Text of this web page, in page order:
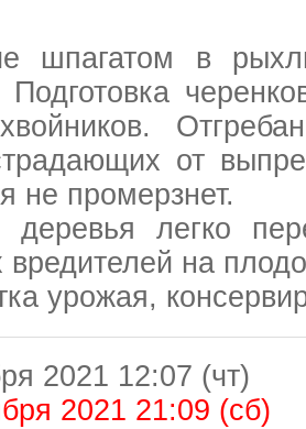
шпагатом в
Подготовка
от
не промерзнет.
легко
на
урожая,
2021 12:07 (чт)
2021 21:09 (сб)